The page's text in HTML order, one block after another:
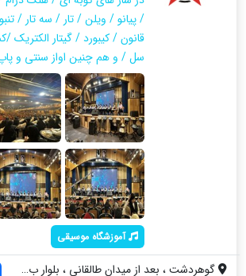
/ پیانو / ویلن / تار / سه تار /
قانون / کیبورد / گیتار الکتریک
سل / و هم چنین اواز سنتی و
آموزشگاه موسیقی
گوهردشت ، بعد از میدان طالقانی ، بلوار ب...